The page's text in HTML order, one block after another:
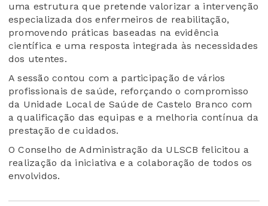
uma estrutura que pretende valorizar a intervenção
especializada dos enfermeiros de reabilitação,
promovendo práticas baseadas na evidência
científica e uma resposta integrada às necessidades
dos utentes.
A sessão contou com a participação de vários
profissionais de saúde, reforçando o compromisso
da Unidade Local de Saúde de Castelo Branco com
a qualificação das equipas e a melhoria contínua da
prestação de cuidados.
O Conselho de Administração da ULSCB felicitou a
realização da iniciativa e a colaboração de todos os
envolvidos.